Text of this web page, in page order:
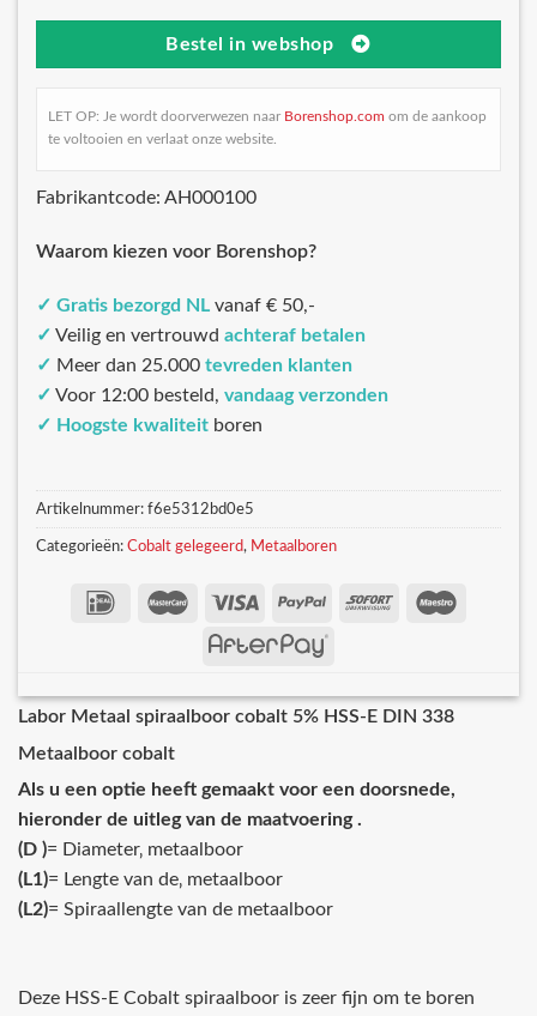
Bestel in webshop
LET OP: Je wordt doorverwezen naar Borenshop.com om de aankoop
te voltooien en verlaat onze website.
Fabrikantcode: AH000100
Waarom kiezen voor Borenshop?
✓ Gratis bezorgd NL vanaf € 50,-
✓ Veilig en vertrouwd achteraf betalen
✓ Meer dan 25.000 tevreden klanten
✓ Voor 12:00 besteld, vandaag verzonden
✓ Hoogste kwaliteit boren
Artikelnummer: f6e5312bd0e5
Categorieën: Cobalt gelegeerd, Metaalboren
Labor Metaal spiraalboor cobalt 5% HSS-E DIN 338
Metaalboor cobalt
Als u een optie heeft gemaakt voor een doorsnede,
hieronder de uitleg van de maatvoering .
(D )= Diameter‚ metaalboor
(L1)= Lengte van de‚ metaalboor
(L2)= Spiraallengte van de metaalboor
Deze HSS-E Cobalt spiraalboor is zeer fijn om te boren